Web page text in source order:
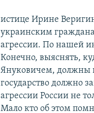
истице Ирине
украинским
агрессии. По нашей
Конечно, выяснять,
Януковичем, должны
государство должно
агрессии России не
Мало кто об этом